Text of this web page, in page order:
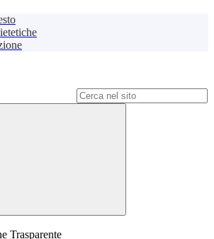
Trasparente